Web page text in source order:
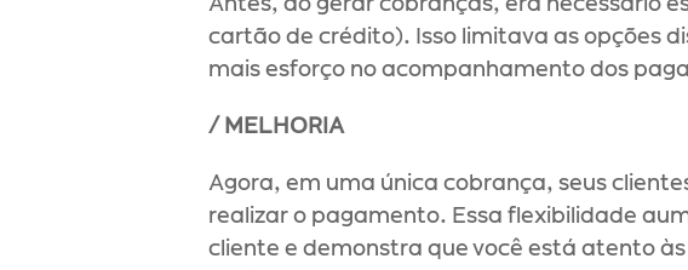
Antes, ao gerar cobranças, era necessário
cartão de crédito). Isso limitava as opções
mais esforço no acompanhamento dos
/ MELHORIA
Agora, em uma única cobrança, seus
realizar o pagamento. Essa flexibilidade
cliente e demonstra que você está atento